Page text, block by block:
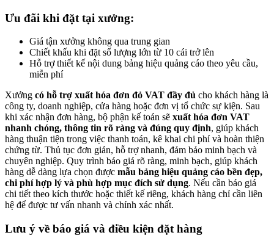
Ưu đãi khi đặt tại xưởng:
Giá tận xưởng không qua trung gian
Chiết khấu khi đặt số lượng lớn từ 10 cái trở lên
Hỗ trợ thiết kế nội dung bảng hiệu quảng cáo theo yêu cầu,
miễn phí
Xưởng có hỗ trợ xuất hóa đơn đỏ VAT đầy đủ cho khách hàng là
công ty, doanh nghiệp, cửa hàng hoặc đơn vị tổ chức sự kiện. Sau
khi xác nhận đơn hàng, bộ phận kế toán sẽ xuất hóa đơn VAT
nhanh chóng, thông tin rõ ràng và đúng quy định, giúp khách
hàng thuận tiện trong việc thanh toán, kê khai chi phí và hoàn thiện
chứng từ. Thủ tục đơn giản, hỗ trợ nhanh, đảm bảo minh bạch và
chuyên nghiệp. Quy trình báo giá rõ ràng, minh bạch, giúp khách
hàng dễ dàng lựa chọn được mẫu bảng hiệu quảng cáo bền đẹp,
chi phí hợp lý và phù hợp mục đích sử dụng. Nếu cần báo giá
chi tiết theo kích thước hoặc thiết kế riêng, khách hàng chỉ cần liên
hệ để được tư vấn nhanh và chính xác nhất.
Lưu ý về báo giá và điều kiện đặt hàng